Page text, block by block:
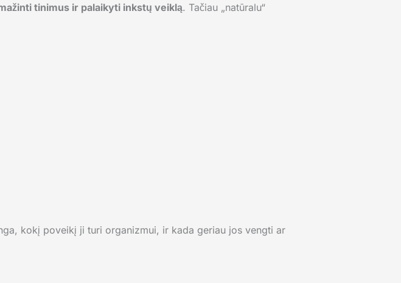
tinimus ir palaikyti inkstų veiklą. Tačiau „natūralu“
kokį poveikį ji turi organizmui, ir kada geriau jos vengti ar